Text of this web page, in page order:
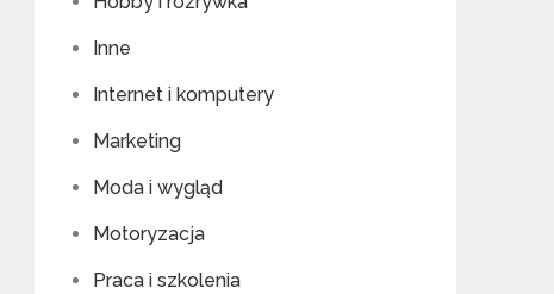
Inne
Internet i komputery
Marketing
Moda i wygląd
Motoryzacja
Praca i szkolenia